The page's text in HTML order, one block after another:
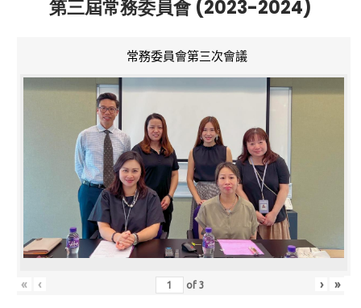
第三屆常務委員會 (2023-2024)
常務委員會第三次會議
« ‹ of3 › »